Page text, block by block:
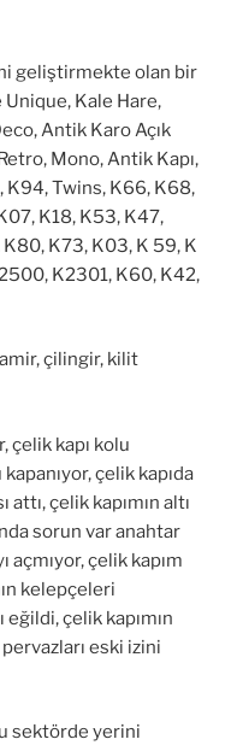
geliştirmekte olan bir
Unique, Kale Hare,
Antik Karo Açık
Mono, Antik Kapı,
K94, Twins, K66, K68,
K18, K53, K47,
K73, K03, K 59, K
K2301, K60, K42,
çilingir, kilit
çelik kapı kolu
çelik kapıda
çelik kapımın altı
sorun var anahtar
açmıyor, çelik kapım
kelepçeleri
çelik kapımın
pervazları eski izini
sektörde yerini